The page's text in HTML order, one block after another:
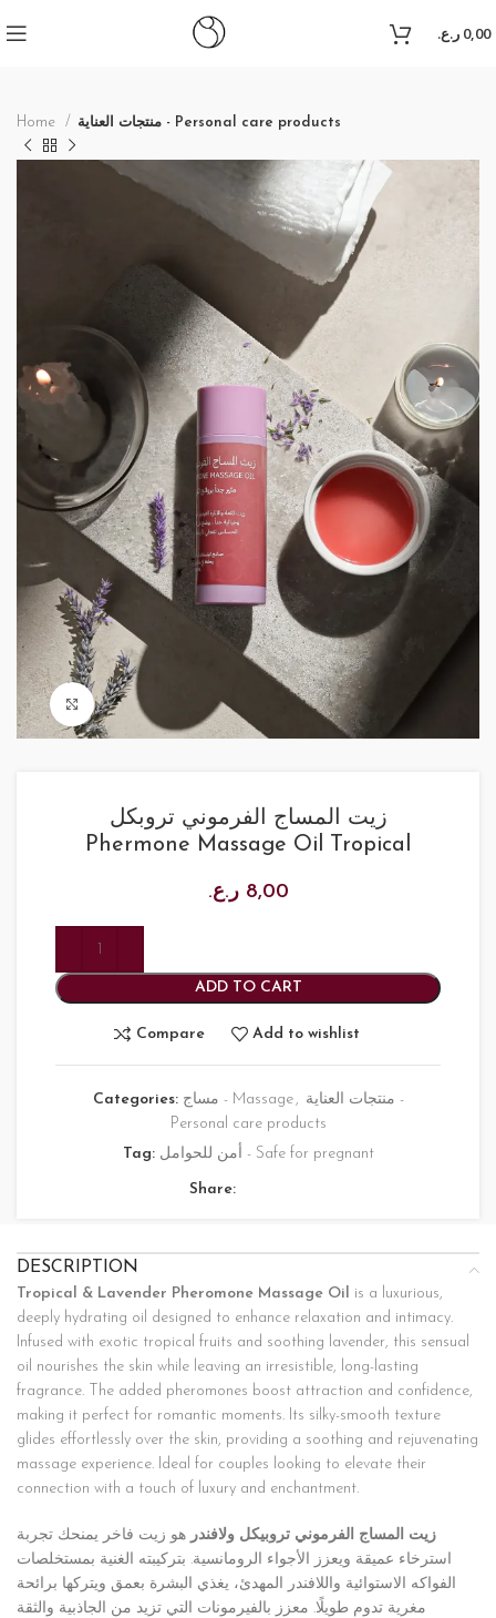
antalya escort
0,00 ر.ع.
Home منتجات العناية - Personal care products
Click to enlarge
زيت المساج الفرموني تروبكل
Phermone Massage Oil Tropical
8,00 ر.ع.
ADD TO CART
Compare Add to wishlist
Categories: مساج - Massage, منتجات العناية -
Personal care products
Tag:
أمن للحوامل - Safe for pregnant
Share:
DESCRIPTION
Tropical & Lavender Pheromone Massage Oil is a luxurious,
deeply hydrating oil designed to enhance relaxation and intimacy.
Infused with exotic tropical fruits and soothing lavender, this sensual
oil nourishes the skin while leaving an irresistible, long-lasting
fragrance. The added pheromones boost attraction and confidence,
making it perfect for romantic moments. Its silky-smooth texture
glides effortlessly over the skin, providing a soothing and rejuvenating
massage experience. Ideal for couples looking to elevate their
connection with a touch of luxury and enchantment.
زيت المساج الفرموني تروبيكل ولافندر هو زيت فاخر يمنحك تجربة
استرخاء عميقة ويعزز الأجواء الرومانسية. بتركيبته الغنية بمستخلصات
الفواكه الاستوائية واللافندر المهدئ، يغذي البشرة بعمق ويتركها برائحة
مغرية تدوم طويلًا. معزز بالفيرمونات التي تزيد من الجاذبية والثقة